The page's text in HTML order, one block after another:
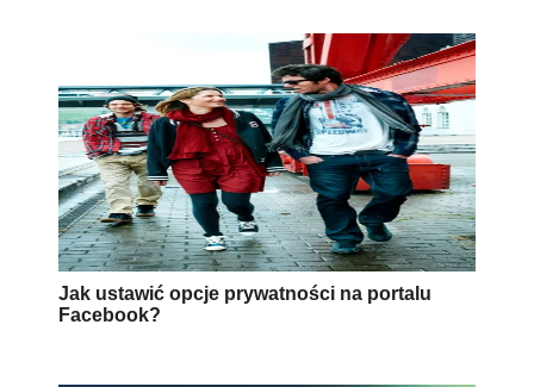
Jak ustawić opcje prywatności na portalu
Facebook?